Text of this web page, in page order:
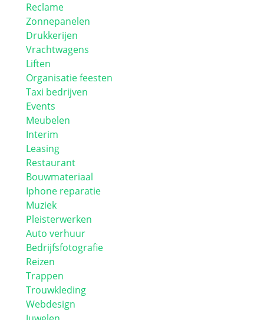
Reclame
Zonnepanelen
Drukkerijen
Vrachtwagens
Liften
Organisatie feesten
Taxi bedrijven
Events
Meubelen
Interim
Leasing
Restaurant
Bouwmateriaal
Iphone reparatie
Muziek
Pleisterwerken
Auto verhuur
Bedrijfsfotografie
Reizen
Trappen
Trouwkleding
Webdesign